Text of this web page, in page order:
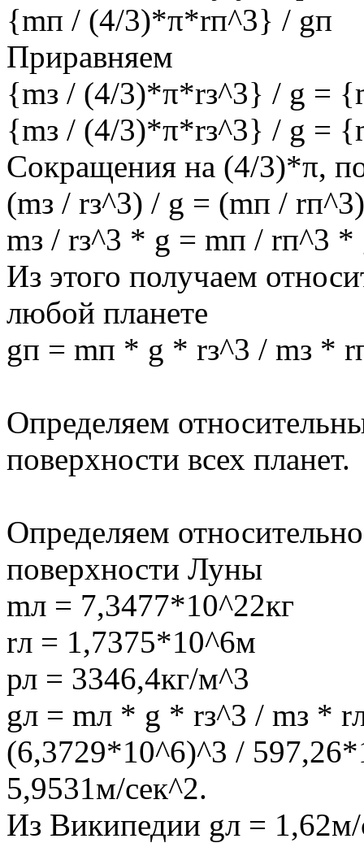
{mп / (4/3)*π*rп^3} / gп
Приравняем
{mз / (4/3)*π*rз^3} / g =
{mз / (4/3)*π*rз^3} / g =
Сокращения на (4/3)*π,
(mз / rз^3) / g = (mп /
mз / rз^3 * g = mп / rп^3 *
Из этого получаем
любой планете
gп = mп * g * rз^3 / mз *
Определяем
поверхности всех планет.
Определяем
поверхности Луны
mл = 7,3477*10^22кг
rл = 1,7375*10^6м
рл = 3346,4кг/м^3
gл = mл * g * rз^3 / mз *
(6,3729*10^6)^3 /
5,9531м/сек^2.
Из Википедии gл = 1,62м/